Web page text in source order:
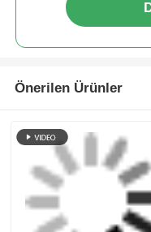
Önerilen Ürünler